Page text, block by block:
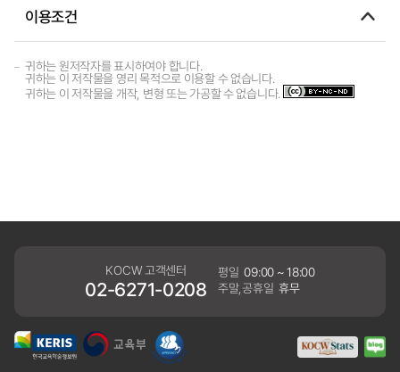
이용조건
귀하는 원저작자를 표시하여야 합니다.
귀하는 이 저작물을 영리 목적으로 이용할 수 없습니다.
귀하는 이 저작물을 개작, 변형 또는 가공할 수 없습니다.
KOCW 고객센터
02-6271-0208
평일 09:00 ~ 18:00
주말,공휴일 휴무